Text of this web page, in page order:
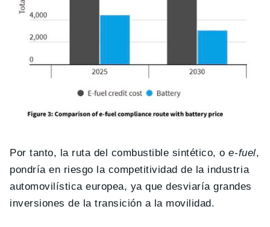
Por tanto, la ruta del combustible sintético, o e-fuel,
pondría en riesgo la competitividad de la industria
automovilística europea, ya que desviaría grandes
inversiones de la transición a la movilidad.